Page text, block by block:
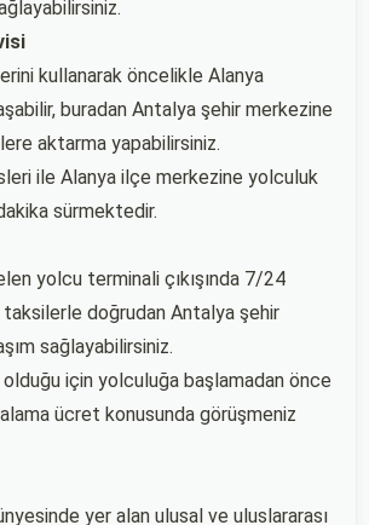
kullanarak öncelikle Alanya
buradan Antalya şehir merkezine
aktarma yapabilirsiniz.
ile Alanya ilçe merkezine yolculuk
sürmektedir.
yolcu terminali çıkışında 7/24
doğrudan Antalya şehir
sağlayabilirsiniz.
için yolculuğa başlamadan önce
ücret konusunda görüşmeniz
yer alan ulusal ve uluslararası